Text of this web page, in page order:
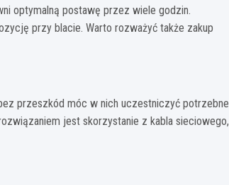
optymalną postawę przez wiele godzin.
przy blacie. Warto rozważyć także zakup
przeszkód móc w nich uczestniczyć potrzebne
jest skorzystanie z kabla sieciowego,